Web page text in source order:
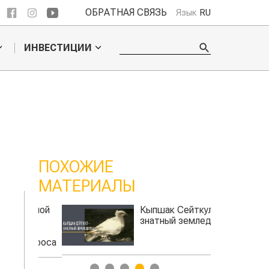
ОБРАТНАЯ СВЯЗЬ Язык RU
ИНВЕСТИЦИИ
ПОХОЖИЕ
МАТЕРИАЛЫ
Кыпшак Сейткул -
знатный земледелец